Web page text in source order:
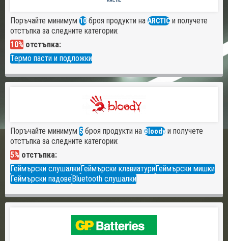
Поръчайте минимум 10 броя продукти на ARCTIC и получете
отстъпка за следните категории:
10% отстъпка:
Термо пасти и подложки
Поръчайте минимум 5 броя продукти на Bloody и получете
отстъпка за следните категории:
5% отстъпка:
Геймърски слушалкиГеймърски клавиатуриГеймърски мишки
Геймърски падовеBluetooth слушалки